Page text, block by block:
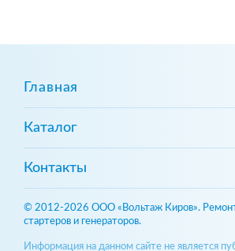
Главная
Каталог
Контакты
© 2012-2026 ООО «Вольтаж Киров».
стартеров и генераторов.
Информация на данном сайте не является